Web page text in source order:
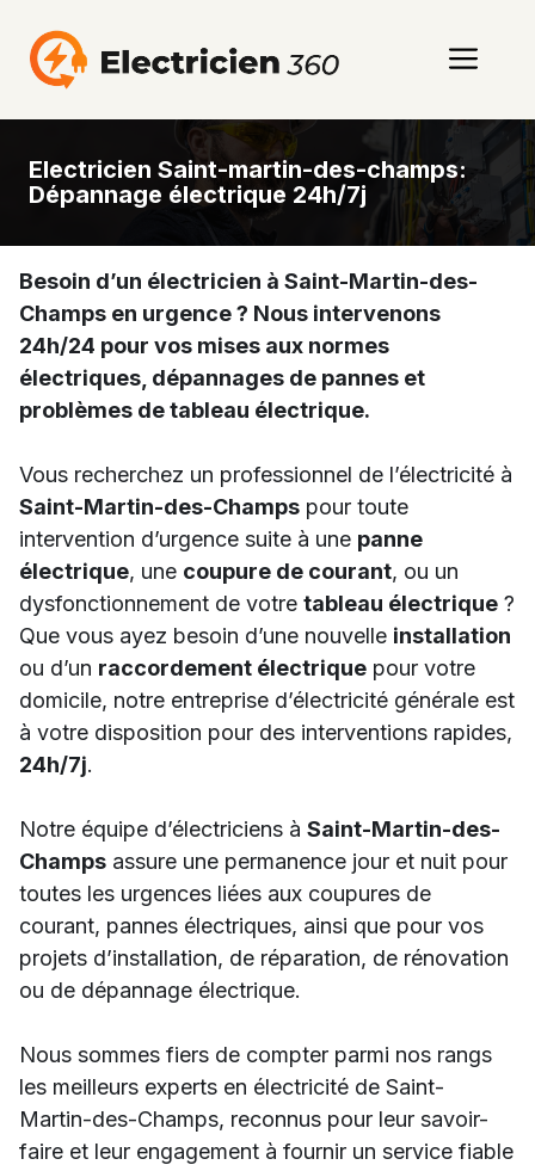
contenu
Electricien Saint-martin-des-champs:
Dépannage électrique 24h/7j
Besoin d’un électricien à Saint-Martin-des-
Champs en urgence ? Nous intervenons
24h/24 pour vos mises aux normes
électriques, dépannages de pannes et
problèmes de tableau électrique.
Vous recherchez un professionnel de l’électricité à
Saint-Martin-des-Champs pour toute
intervention d’urgence suite à une panne
électrique, une coupure de courant, ou un
dysfonctionnement de votre tableau électrique ?
Que vous ayez besoin d’une nouvelle installation
ou d’un raccordement électrique pour votre
domicile, notre entreprise d’électricité générale est
à votre disposition pour des interventions rapides,
24h/7j.
Notre équipe d’électriciens à Saint-Martin-des-
Champs assure une permanence jour et nuit pour
toutes les urgences liées aux coupures de
courant, pannes électriques, ainsi que pour vos
projets d’installation, de réparation, de rénovation
ou de dépannage électrique.
Nous sommes fiers de compter parmi nos rangs
les meilleurs experts en électricité de Saint-
Martin-des-Champs, reconnus pour leur savoir-
faire et leur engagement à fournir un service fiable